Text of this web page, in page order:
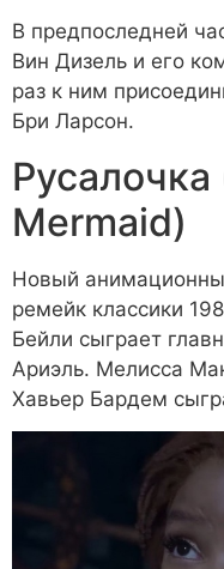
В предпоследней
Вин Дизель и его
раз к ним
Бри Ларсон.
Mermaid)
Новый
ремейк классики
Бейли сыграет
Ариэль. Мелисса
Хавьер Бардем